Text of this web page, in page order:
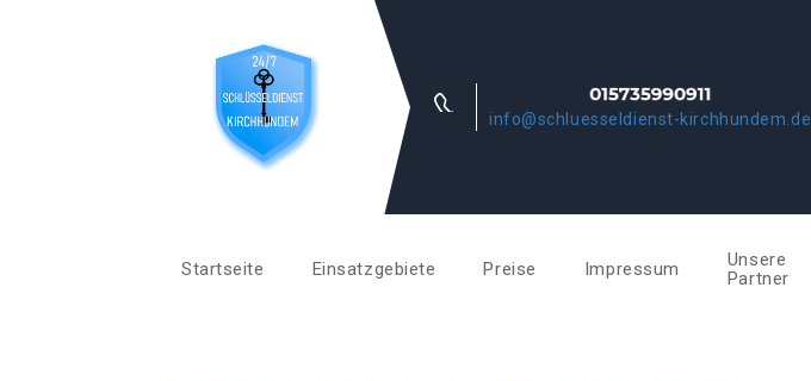
info@schluesseldienst-kirchhundem.de
Startseite Einsatzgebiete Preise Impressum
Unsere
Partner